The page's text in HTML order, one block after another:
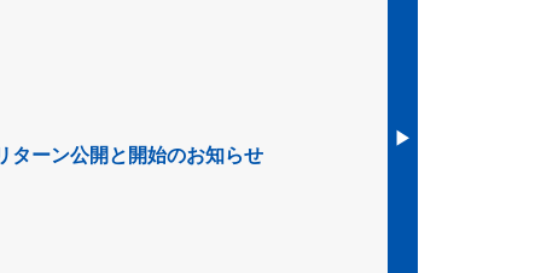
ターン公開と開始のお知らせ
▶︎